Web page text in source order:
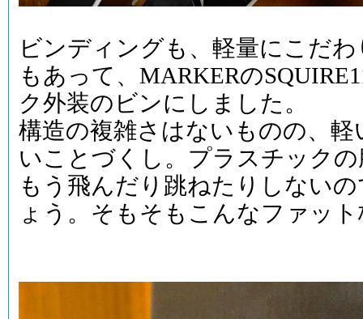
ビンディングも、軽量にこだ
もあって、MARKERの
ク外装のビンにしました。
構造の複雑さはないものの、
いことづくし。プラスチック
もう飛んだり跳ねたりしない
ょう。そもそもこんなファッ